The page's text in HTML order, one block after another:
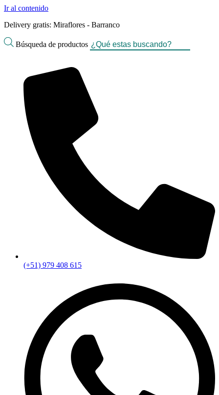
Ir al contenido
Delivery gratis: Miraflores - Barranco
Búsqueda de productos
(+51) 979 408 615